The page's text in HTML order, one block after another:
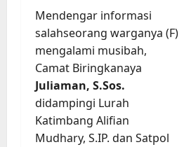
Mendengar informasi
salahseorang warganya (F)
mengalami musibah,
Camat Biringkanaya
Juliaman, S.Sos.
didampingi Lurah
Katimbang Alifian
Mudhary, S.IP. dan Satpol